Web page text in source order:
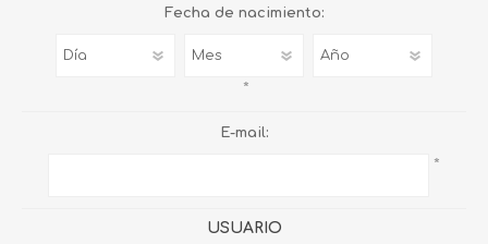
Fecha de nacimiento:
*
E-mail:
*
USUARIO